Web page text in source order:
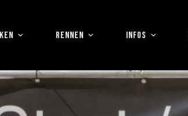
RENNEN INFOS